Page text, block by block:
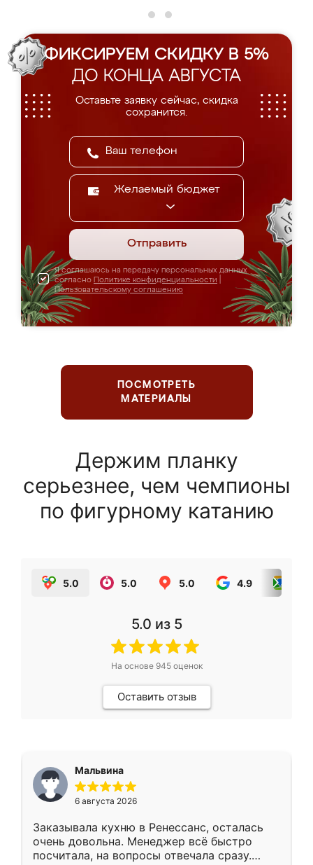
ФИКСИРУЕМ СКИДКУ В 5%
ДО КОНЦА АВГУСТА
Оставьте заявку сейчас, скидка
сохранится.
Желаемый бюджет
Отправить
Я соглашаюсь на передачу персональных данных
согласно Политике конфиденциальности
Пользовательскому соглашению
ПОСМОТРЕТЬ
МАТЕРИАЛЫ
Держим планку
серьезнее, чем чемпионы
по фигурному катанию
5.0 5.0 5.0 4.9
5.0 из 5
На основе 945оценок
Оставить отзыв
Мальвина
6 августа 2026
Заказывала кухню в Ренессанс, осталась
очень довольна. Менеджер всё быстро
посчитала, на вопросы отвечала сразу.